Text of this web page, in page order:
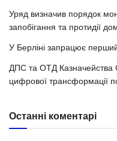
Уряд визначив порядок
запобігання та протидії
У Берліні запрацює
ДПС та ОТД Казначейства
цифрової трансформації
Останні коментарі